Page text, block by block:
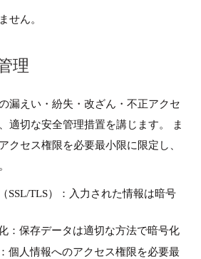
せん。
理
漏えい・紛失・改ざん・不正アクセ
適切な安全管理措置を講じます。 ま
クセス権限を必要最小限に限定し、
SSL/TLS）：入力された情報は暗号
：保存データは適切な方法で暗号化
個人情報へのアクセス権限を必要最